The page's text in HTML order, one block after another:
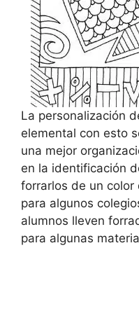
La personalización
elemental con esto
una mejor
en la identificación
forrarlos de un
para algunos
alumnos lleven
para algunas